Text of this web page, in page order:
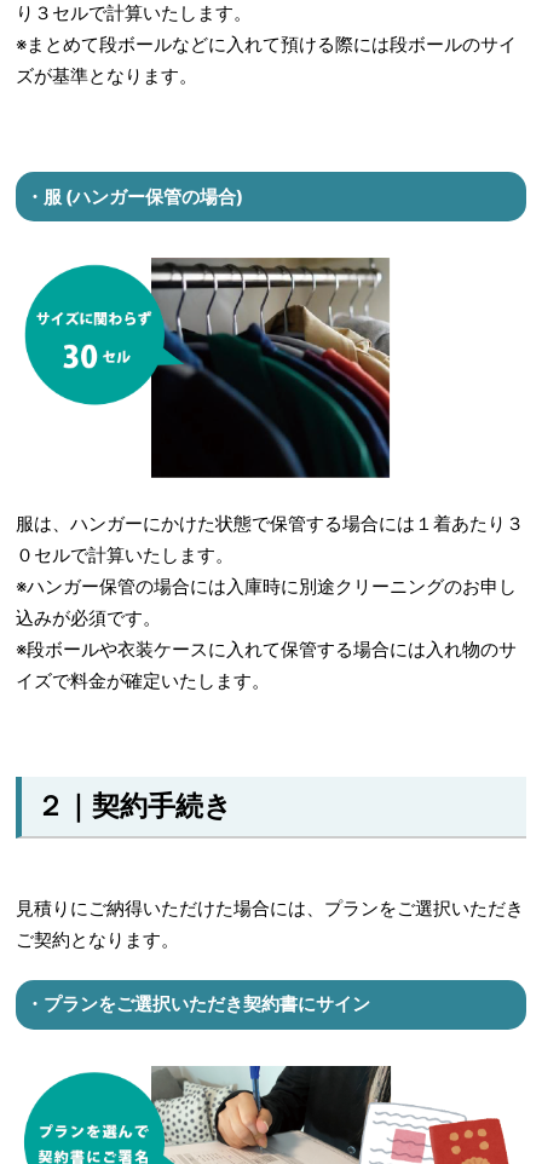
り３セルで計算いたします。
※まとめて段ボールなどに入れて預ける際には段ボールのサイ
ズが基準となります。
・服 (ハンガー保管の場合)
服は、ハンガーにかけた状態で保管する場合には１着あたり３
０セルで計算いたします。
※ハンガー保管の場合には入庫時に別途クリーニングのお申し
込みが必須です。
※段ボールや衣装ケースに入れて保管する場合には入れ物のサ
イズで料金が確定いたします。
２｜契約手続き
見積りにご納得いただけた場合には、プランをご選択いただき
ご契約となります。
・プランをご選択いただき契約書にサイン